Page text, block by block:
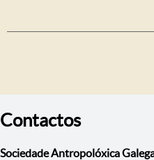
Contactos
Sociedade Antropolóxica